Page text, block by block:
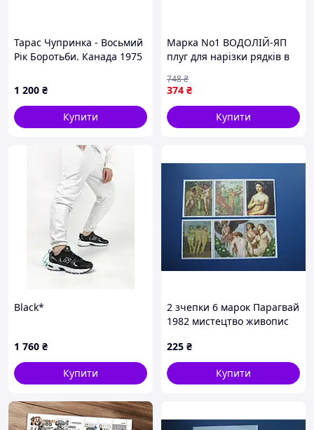
Тарас Чупринка - Восьмий
Рік Боротьби. Канада 1975
1 200 ₴
Купити
Марка No1 ВОДОЛІЙ-ЯП
плуг для нарізки рядків в
металевий з полімерним
покриттям
374 ₴
748₴
Купити
Black*
1 760 ₴
Купити
2 зчепки 6 марок Парагвай
1982 мистецтво живопис
225 ₴
Купити